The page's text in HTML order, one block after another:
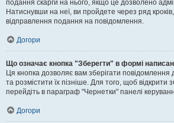
подання скарги на нього, якщо це дозволено
Натиснувши на неї, ви пройдете через ряд
відправлення подання на повідомлення.
Догори
Що означає кнопка "Зберегти" в формі
Ця кнопка дозволяє вам зберігати
та розмістити їх пізніше. Для того, щоб
перейдіть в параграф "Чернетки" панелі
Догори